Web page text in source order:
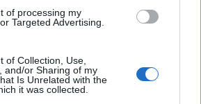
of processing my
Targeted Advertising.
of Collection, Use,
and/or Sharing of my
Is Unrelated with the
it was collected.
Empresas, Profesionales y
Contratos, Nóminas y Seguridad